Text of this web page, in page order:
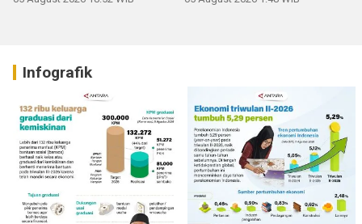
Infografik